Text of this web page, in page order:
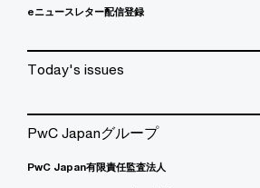
eニュースレター配信登録
Today's issues
PwC Japanグループ
PwC Japan有限責任監査法人